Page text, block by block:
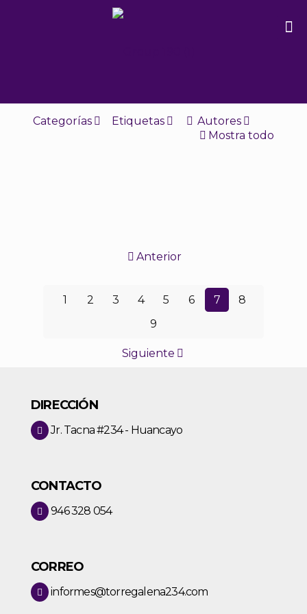
Categorías Etiquetas
Autores
Mostra todo
Anterior
1 2 3 4 5 6 7
8
9
Siguiente
DIRECCIÓN
Jr. Tacna #234 - Huancayo
CONTACTO
946 328 054
CORREO
informes@torregalena234.com